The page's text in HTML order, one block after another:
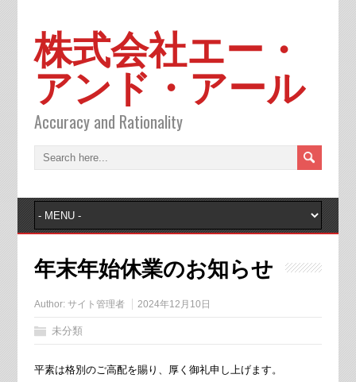
株式会社エー・
アンド・アール
Accuracy and Rationality
年末年始休業のお知らせ
Author: サイト管理者 2024年12月10日
未分類
平素は格別のご高配を賜り、厚く御礼申し上げます。